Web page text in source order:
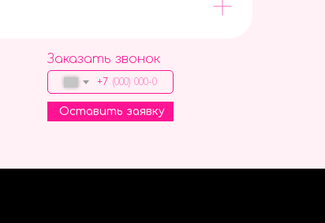
Заказать звонок
+7
Оставить заявку